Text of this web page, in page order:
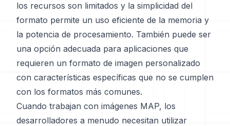
los recursos son limitados y la simplicidad del
formato permite un uso eficiente de la memoria y
la potencia de procesamiento. También puede ser
una opción adecuada para aplicaciones que
requieren un formato de imagen personalizado
con características específicas que no se cumplen
con los formatos más comunes.
Cuando trabajan con imágenes MAP, los
desarrolladores a menudo necesitan utilizar